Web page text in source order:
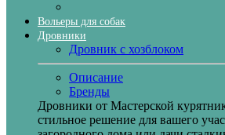
Вольеры для собак
Дровники
Дровник с хозблоком
Описание
Бренды
Дровники от Мастерской
стильное решение для вашего